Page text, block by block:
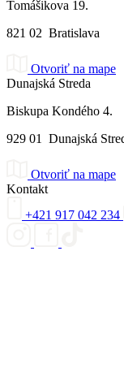
Tomášikova 19.
821 02 Bratislava
Otvoriť na mape
Dunajská Streda
Biskupa Kondého 4.
929 01 Dunajská
Otvoriť na mape
Kontakt
+421 917 042 234